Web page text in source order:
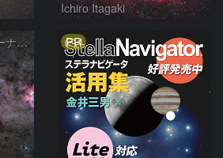
Ichiro Itagaki
南十字星とイータカリーナ星雲 PR